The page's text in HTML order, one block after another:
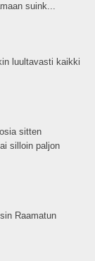
suink...
luultavasti kaikki
sitten
silloin paljon
Raamatun